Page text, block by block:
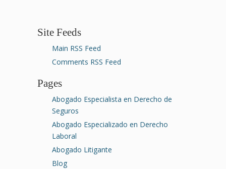
Site Feeds
Main RSS Feed
Comments RSS Feed
Pages
Abogado Especialista en Derecho de
Seguros
Abogado Especializado en Derecho
Laboral
Abogado Litigante
Blog